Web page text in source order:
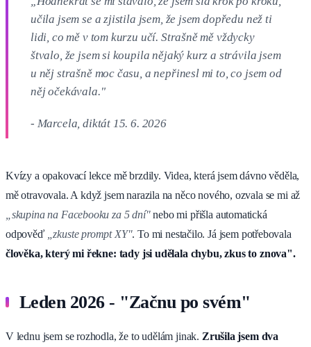
učila jsem se a zjistila jsem, že jsem dopředu než ti
lidi, co mě v tom kurzu učí. Strašně mě vždycky
štvalo, že jsem si koupila nějaký kurz a strávila jsem
u něj strašně moc času, a nepřinesl mi to, co jsem od
něj očekávala."
- Marcela, diktát 15. 6. 2026
Kvízy a opakovací lekce mě brzdily. Videa, která jsem dávno věděla,
mě otravovala. A když jsem narazila na něco nového, ozvala se mi až
„skupina na Facebooku za 5 dní"nebo mi přišla automatická
odpověď
„zkuste prompt XY". To mi nestačilo. Já jsem potřebovala
člověka, který mi řekne: tady jsi udělala chybu, zkus to znova".
Leden 2026 - "Začnu po svém"
V lednu jsem se rozhodla, že to udělám jinak. Zrušila jsem dva